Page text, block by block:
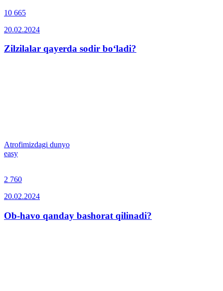
10 665
20.02.2024
Zilzilalar qayerda sodir bo‘ladi?
Atrofimizdagi dunyo
easy
2 760
20.02.2024
Ob-havo qanday bashorat qilinadi?